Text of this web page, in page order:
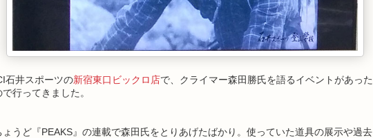
石井スポーツの新宿東口ビックロ店で、クライマー森田勝氏を語るイベントがあった
で行ってきました。
ょうど『PEAKS』の連載で森田氏をとりあげたばかり。使っていた道具の展示や過去